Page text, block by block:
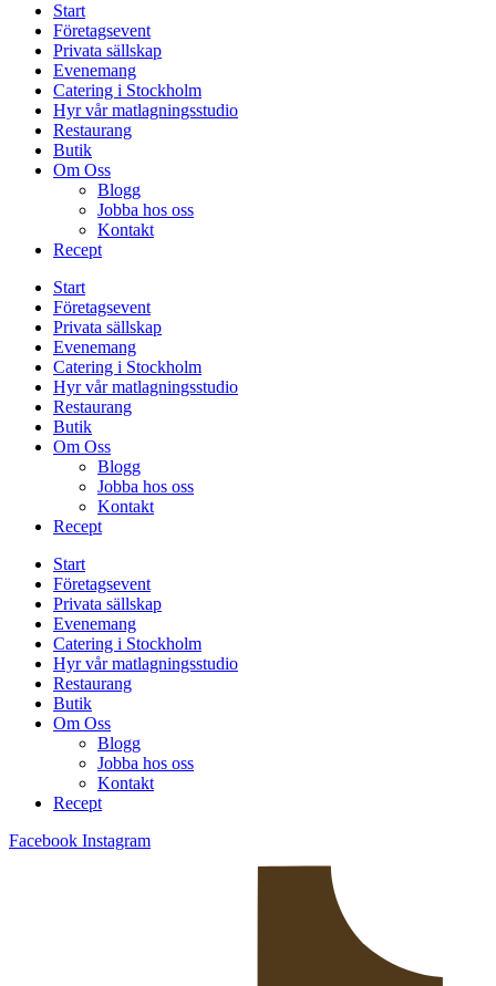
Start
Företagsevent
Privata sällskap
Evenemang
Catering i Stockholm
Hyr vår matlagningsstudio
Restaurang
Butik
Om Oss
Blogg
Jobba hos oss
Kontakt
Recept
Start
Företagsevent
Privata sällskap
Evenemang
Catering i Stockholm
Hyr vår matlagningsstudio
Restaurang
Butik
Om Oss
Blogg
Jobba hos oss
Kontakt
Recept
Start
Företagsevent
Privata sällskap
Evenemang
Catering i Stockholm
Hyr vår matlagningsstudio
Restaurang
Butik
Om Oss
Blogg
Jobba hos oss
Kontakt
Recept
Facebook Instagram